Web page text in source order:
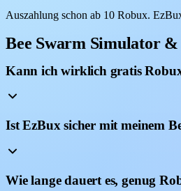
Auszahlung schon ab 10 Robux.
Bee Swarm Simulator
Kann ich wirklich gratis
Ist EzBux sicher mit meinem
Wie lange dauert es, genug